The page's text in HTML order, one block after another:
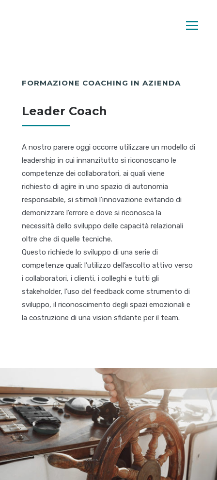
FORMAZIONE COACHING IN AZIENDA
Leader Coach
A nostro parere oggi occorre utilizzare un modello di
leadership in cui innanzitutto si riconoscano le
competenze dei collaboratori, ai quali viene
richiesto di agire in uno spazio di autonomia
responsabile, si stimoli l’innovazione evitando di
demonizzare l’errore e dove si riconosca la
necessità dello sviluppo delle capacità relazionali
oltre che di quelle tecniche.
Questo richiede lo sviluppo di una serie di
competenze quali: l’utilizzo dell’ascolto attivo verso
i collaboratori, i clienti, i colleghi e tutti gli
stakeholder, l’uso del feedback come strumento di
sviluppo, il riconoscimento degli spazi emozionali e
la costruzione di una vision sfidante per il team.